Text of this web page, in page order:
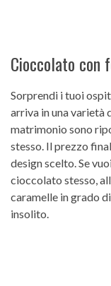
Cioccolato con
Sorprendi i tuoi
arriva in una varietà
matrimonio sono
stesso. Il prezzo
design scelto. Se
cioccolato stesso,
caramelle in grado
insolito.